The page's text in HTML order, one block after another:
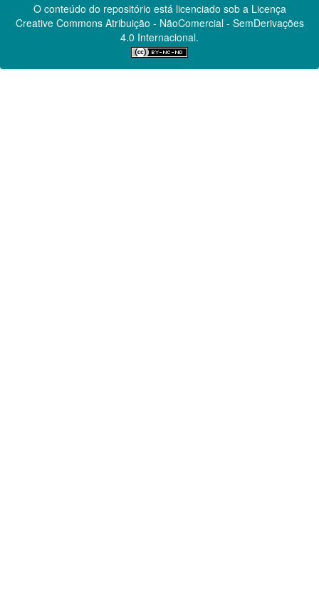
O conteúdo do repositório está licenciado sob a Licença
Creative CommonsAtribuição - NãoComercial - SemDerivações
4.0 Internacional.